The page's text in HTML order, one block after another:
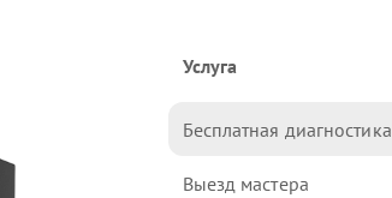
Услуга
Бесплатная диагностика
Выезд мастера